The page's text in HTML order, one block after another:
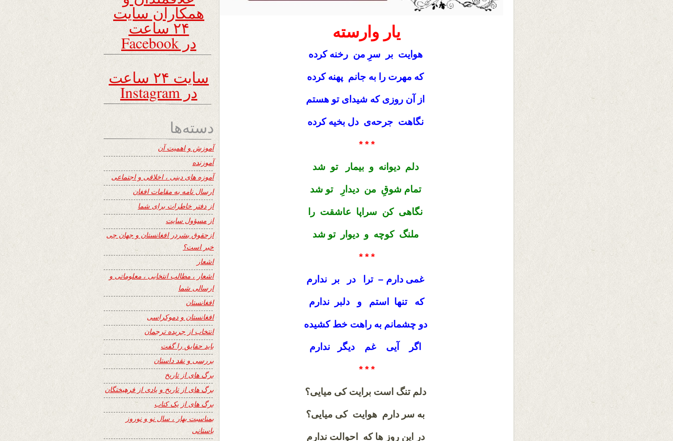
یار وارسته
هوایت بر سرِ من رخنه کرده
که مهرت را به جانم پهنه کرده
از آن روزی که شیدای تو هستم
نگاهت جرحه‌ی دل بخیه کرده
* * *
دلم دیوانه و بیمار تو شد
تمام شوقِ من دیدارِ تو شد
نگاهی کن سراپا عاشقت را
ملنگ کوچه و‌ دیوار تو شد
* * *
غمی دارم – ترا در بر ندارم
که تنها استم و دلبر ندارم
دو چشمانم به راهت خط کشیده
اگر آیی غم دیگر ندارم
* * *
دلم تنگ است برایت کی میایی؟
به سر دارم هوایت کی میایی؟
در این روز ها که احوالت ندارم
همکاران سایت
۲۴ ساعت
در Facebook
سایت ۲۴ ساعت
در Instagram
دسته‌ها
آموزش و اهمیت آن
آموزنده
آموزه های دینی ، اخلاقی و اجتماعی
ارسال نامه به مقامات افغان
از دفتر خاطرات برای شما
از مسؤول سایت
ازحقوق بشردر افغانستان و جهان چی
خبر است؟
اشعار
اشعار ، مطالب انتخابی ، معلوماتی و
ارسالی شما
افغانستان
افغانستان و دموکراسی
انتخاب از جریده ترجمان
باید حقایق را گفت
بررسی و نقد داستان
برگ های از تاریخ
برگ های از تاریخ و یادی از فرهیختگان
برگ های از یک کتاب
بمناسبت بهار ، سال نو و نوروز
باستانی